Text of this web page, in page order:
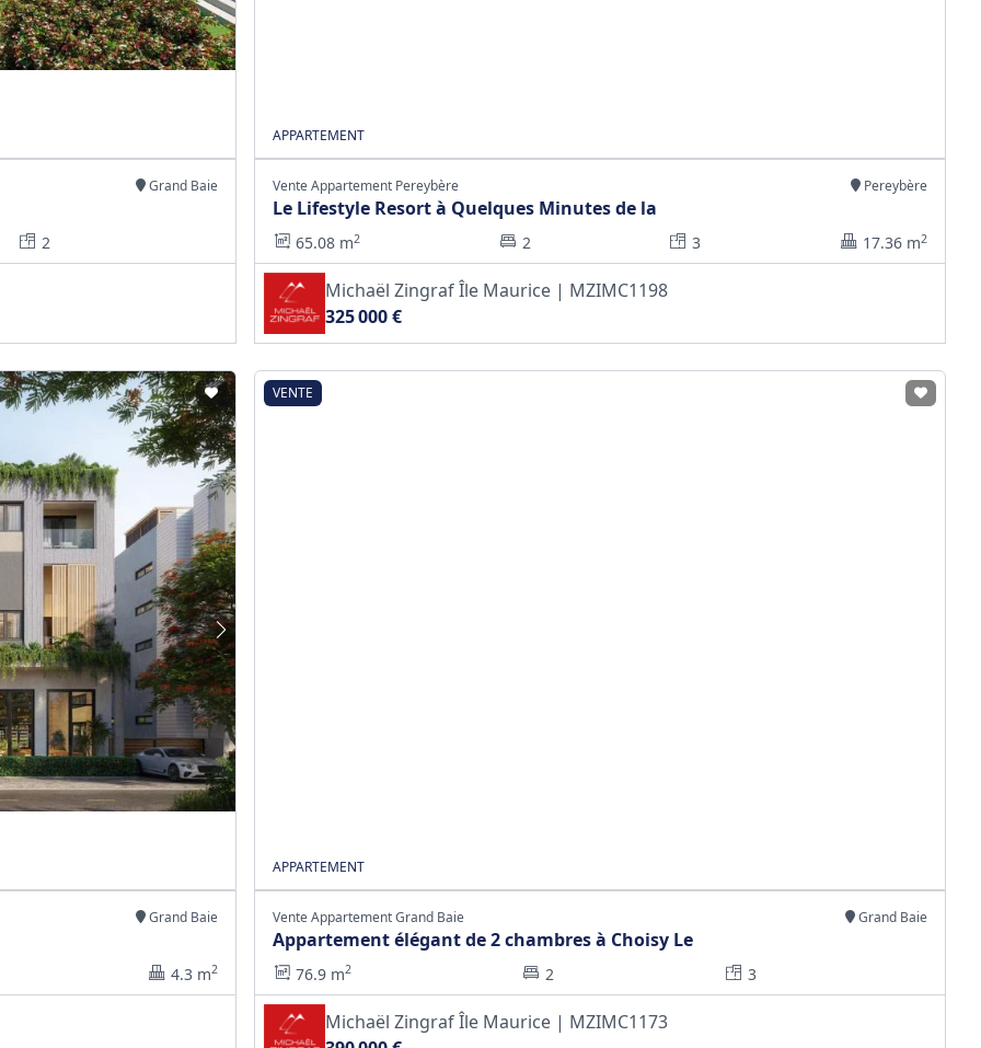
Grand Baie
2
APPARTEMENT
Vente Appartement Pereybère Pereybère
Le Lifestyle Resort à Quelques Minutes de la
65.08 m2 2 3 17.36 m2
Michaël Zingraf Île Maurice | MZIMC1198
325 000 €
Grand Baie
4.3 m2
VENTE
APPARTEMENT
Vente Appartement Grand Baie Grand Baie
Appartement élégant de 2 chambres à Choisy Le
76.9 m2 2 3
Michaël Zingraf Île Maurice | MZIMC1173